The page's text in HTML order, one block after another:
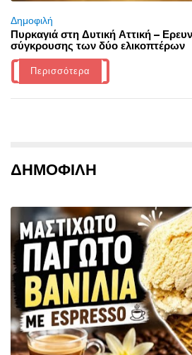
Δημοφιλή
Πυρκαγιά στη Δυτική Αττική –
σύγκρουσης των δύο ελικοπτέρων
Περισσότερα
ΔΗΜΟΦΙΛΗ